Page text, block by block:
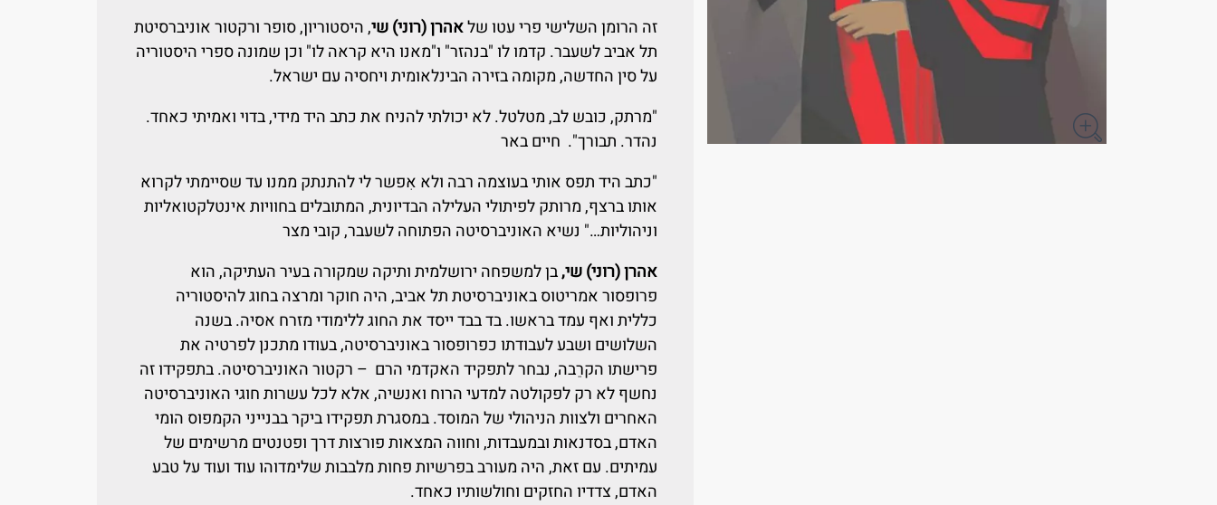
זה הרומן השלישי פרי עטו שלאהרן (רוני) שי, היסטוריון, סופר ורקטור אוניברסיטת
תל אביב לשעבר. קדמו לו "בנהזר" ו"מאנו היא קראה לו" וכן שמונה ספרי היסטוריה
על סין החדשה, מקומה בזירה הבינלאומית ויחסיה עם ישראל.
"מרתק, כובש לב, מטלטל. לא יכולתי להניח את כתב היד מידי, בדוי ואמיתי כאחד.
נהדר. תבורך". חיים באר
"כתב היד תפס אותי בעוצמה רבה ולא אִפשר לי להתנתק ממנו עד שסיימתי לקרוא
אותו ברצף, מרותק לפיתולי העלילה הבדיונית, המתובלים בחוויות אינטלקטואליות
וניהוליות…" נשיא האוניברסיטה הפתוחה לשעבר, קובי מצר
אהרן (רוני) שי,בן למשפחה ירושלמית ותיקה שמקורה בעיר העתיקה, הוא
פרופסור אמריטוס באוניברסיטת תל אביב, היה חוקר ומרצה בחוג להיסטוריה
כללית ואף עמד בראשו. בד בבד ייסד את החוג ללימודי מזרח אסיה. בשנה
השלושים ושבע לעבודתו כפרופסור באוניברסיטה, בעודו מתכנן לפרטיה את
פרישתו הקרֵבה, נבחר לתפקיד האקדמי הרם – רקטור האוניברסיטה. בתפקידו זה
נחשף לא רק לפקולטה למדעי הרוח ואנשיה, אלא לכל עשרות חוגי האוניברסיטה
האחרים ולצוות הניהולי של המוסד. במסגרת תפקידו ביקר בבנייני הקמפוס הומי
האדם, בסדנאות ובמעבדות, וחווה המצאות פורצות דרך ופטנטים מרשימים של
עמיתים. עם זאת, היה מעורב בפרשיות פחות מלבבות שלימדוהו עוד ועוד על טבע
האדם, צדדיו החזקים וחולשותיו כאחד.